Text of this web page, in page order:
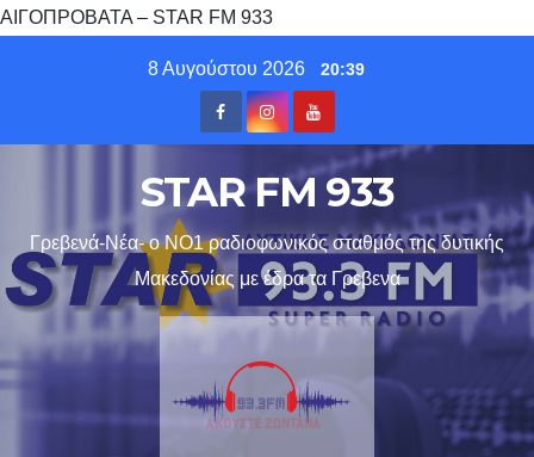
ΑΙΓΟΠΡΟΒΑΤΑ – STAR FM 933
8 Αυγούστου 2026 20:39
STAR FM 933
Γρεβενά-Νέα- ο ΝΟ1 ραδιοφωνικός σταθμός της δυτικής
Μακεδονίας με έδρα τα Γρεβενα